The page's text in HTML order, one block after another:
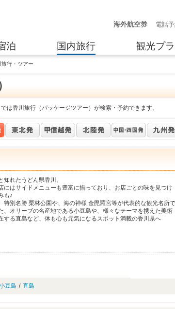
海外航空券 電話
泊 国内旅行 観光プ
旅行・ツアー
は香川旅行（パッケージツアー）が検索・予約できます。
知れたうどん県香川。
にはサイドメニューも豊富に揃っており、お店ごとの味を見つけ
も♪
特別名勝 栗林公園や、海の神様 金毘羅宮等が代表的な観光名所で
、オリーブの名産地である小豆島や、様々なテーマを携えた美術
する直島など、体も心も元気になるスポット満載の香川県へ
豆島 / 直島